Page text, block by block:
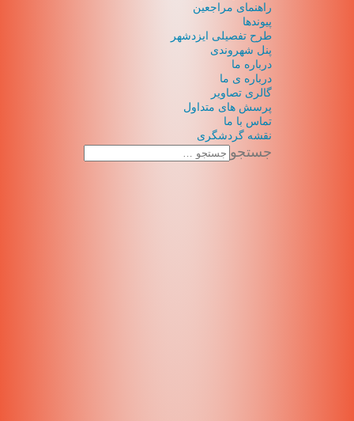
راهنمای مراجعین
پیوند‌ها
طرح تفصیلی ایزدشهر
پنل شهروندی
درباره ما
درباره ی ما
گالری تصاویر
پرسش های متداول
تماس با ما
نقشه گردشگری
جستجو